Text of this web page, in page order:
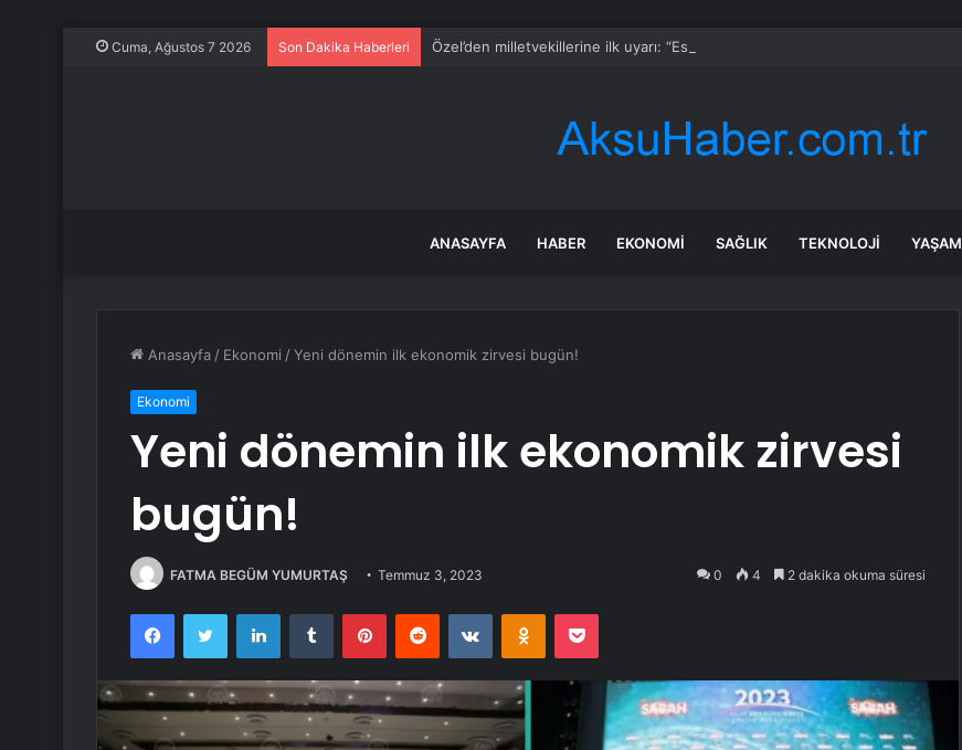
Cuma, Ağustos 7 2026 Son Dakika Haberleri Özel’den milletvekillerine ilk uyarı: “Esprisini bile yapmayacaksınız”
ANASAYFA HABER EKONOMI SAĞLIK TEKNOLOJI YAŞAM
Anasayfa / Ekonomi /Yeni dönemin ilk ekonomik zirvesi bugün!
Ekonomi
Yeni dönemin ilk ekonomik zirvesi
bugün!
FATMA BEGÜM YUMURTAŞ Temmuz 3, 2023 0 4 2 dakika okuma süresi
FacebookTwitter LinkedInTumblr PinterestReddit VKontakteOdnoklassniki
Pocket